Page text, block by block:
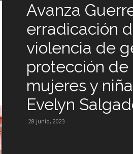
Avanza
erradicación
violencia de
protección de
mujeres y
Evelyn
28 junio, 2023